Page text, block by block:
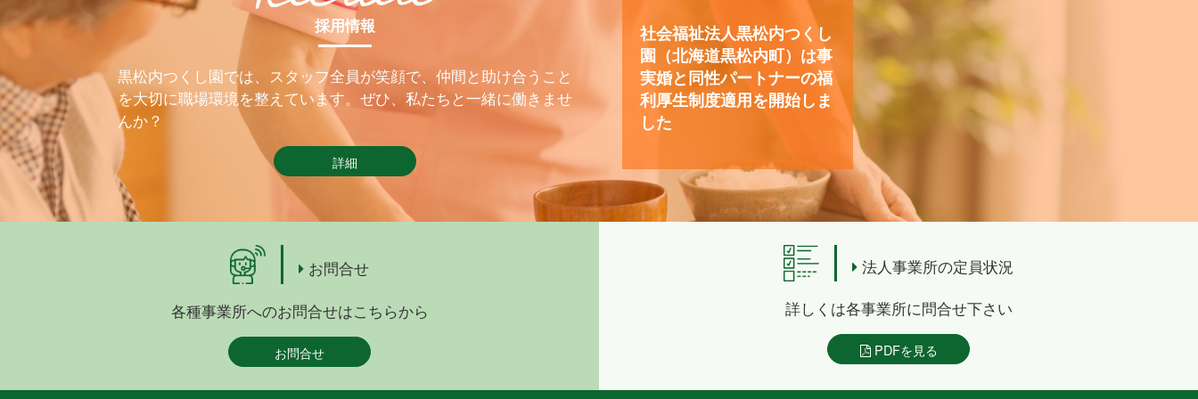
採用情報
黒松内つくし園では、スタッフ全員が笑顔で、仲間と助け合うこと
を大切に職場環境を整えています。ぜひ、私たちと一緒に働きませ
んか？
詳細
社会福祉法人黒松内つくし
園（北海道黒松内町）は事
実婚と同性パートナーの福
利厚生制度適用を開始しま
した
お問合せ
各種事業所へのお問合せはこちらから
お問合せ
法人事業所の定員状況
詳しくは各事業所に問合せ下さい
PDFを見る